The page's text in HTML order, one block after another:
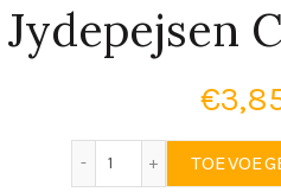
Jydepejsen
€